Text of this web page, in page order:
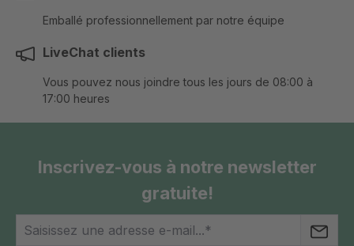
Emballé professionnellement par notre équipe
LiveChat clients
Vous pouvez nous joindre tous les jours de 08:00 à
17:00 heures
Inscrivez-vous à notre newsletter
gratuite!